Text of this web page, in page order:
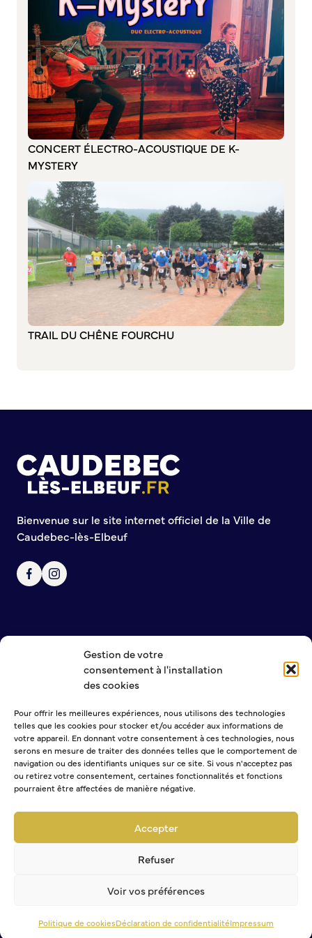
Gestion de votre
consentement à l'installation
des cookies
Pour offrir les meilleures expériences, nous utilisons des technologies
telles que les cookies pour stocker et/ou accéder aux informations de
votre appareil. En donnant votre consentement à ces technologies, nous
serons en mesure de traiter des données telles que le comportement de
navigation ou des identifiants uniques sur ce site. Si vous n'acceptez pas
ou retirez votre consentement, certaines fonctionnalités et fonctions
pourraient être affectées de manière négative.
Accepter
Refuser
Voir vos préférences
Politique de cookiesDéclaration de confidentialitéImpressum
CONCERT ÉLECTRO-ACOUSTIQUE DE K-
MYSTERY
TRAIL DU CHÊNE FOURCHU
Bienvenue sur le site internet officiel de la Ville de
Caudebec-lès-Elbeuf
NOUS CONTACTER
MENTIONS LÉGALES
POLITIQUE DE CONFIDENTIALITÉ
NEWSLETTER
Abonnement Agenda
Annuaire des associations
Mise à jour de l’annuaire des associations
S’engager auprès d’une association
Sport Loisirs
Annuaire des équipements de sport et de loisirs
Annuaire des clubs sportifs
Mise à jour de l’annuaire des clubs sportifs
Caudebec Rando
Champions de demain
International
Les jumelages
PARTICIPER – IMAGINER DEMAIN
Démocratie locale et concertation
Commission de participation citoyenne
Grands projets
Les Cavées Est
La Halle Couverte